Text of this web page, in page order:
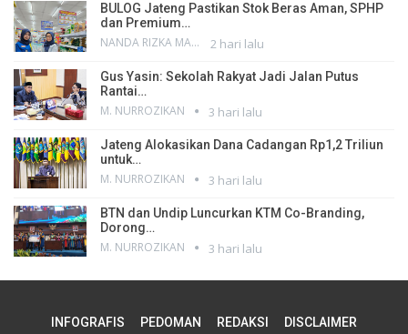
BULOG Jateng Pastikan Stok Beras Aman, SPHP
dan Premium…
NANDA RIZKA MAHENDRA 2 hari lalu
Gus Yasin: Sekolah Rakyat Jadi Jalan Putus
Rantai…
M. NURROZIKAN 3 hari lalu
Jateng Alokasikan Dana Cadangan Rp1,2 Triliun
untuk…
M. NURROZIKAN 3 hari lalu
BTN dan Undip Luncurkan KTM Co-Branding,
Dorong…
M. NURROZIKAN 3 hari lalu
INFOGRAFIS PEDOMAN REDAKSI DISCLAIMER